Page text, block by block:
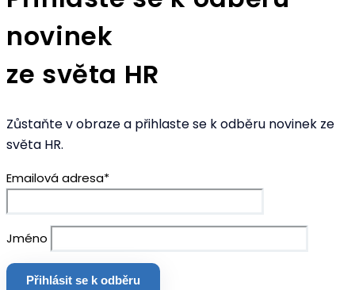
novinek
ze světa HR
Zůstaňte v obraze a přihlaste se k odběru novinek ze
světa HR.
Emailová adresa*
Jméno